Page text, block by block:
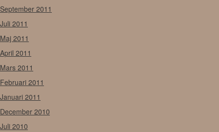
September 2011
Juli 2011
Maj 2011
April 2011
Mars 2011
Februari 2011
Januari 2011
December 2010
Juli 2010